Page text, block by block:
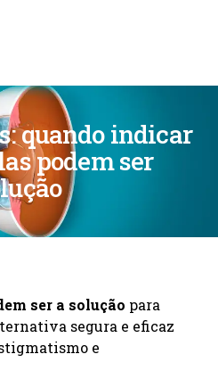
quando indicar
podem ser
ser a solução para
segura e eficaz
e